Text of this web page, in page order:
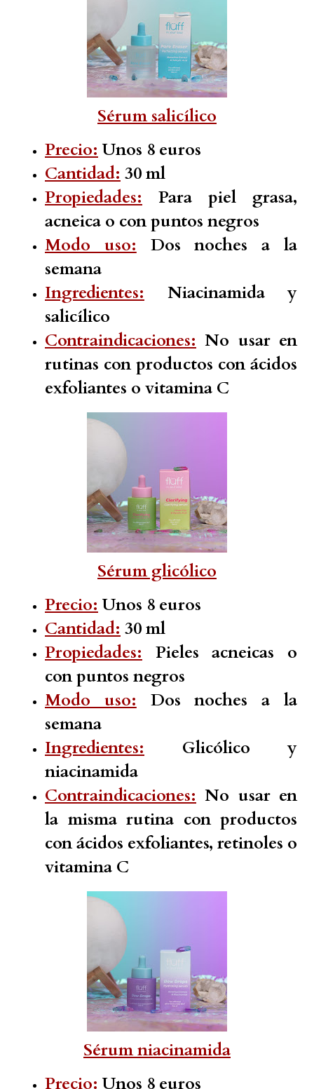
Sérum salicílico
Precio: Unos 8 euros
Cantidad: 30 ml
Propiedades: Para piel grasa,
acneica o con puntos negros
Modo uso: Dos noches a la
semana
Ingredientes: Niacinamida y
salicílico
Contraindicaciones: No usar en
rutinas con productos con ácidos
exfoliantes o vitamina C
Sérum glicólico
Precio: Unos 8 euros
Cantidad: 30 ml
Propiedades: Pieles acneicas o
con puntos negros
Modo uso: Dos noches a la
semana
Ingredientes: Glicólico y
niacinamida
Contraindicaciones: No usar en
la misma rutina con productos
con ácidos exfoliantes, retinoles o
vitamina C
Sérum niacinamida
Precio: Unos 8 euros